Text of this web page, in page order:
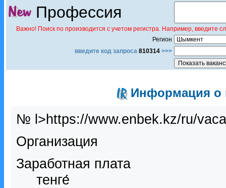
Профессия
Важно! Поиск по производится с учетом регистра. Например,
Регион
введите код запроса 810314 >>>
Информация о
№ l>https://www.enbek.kz/ru/
Организация
Заработная плата
тенге́